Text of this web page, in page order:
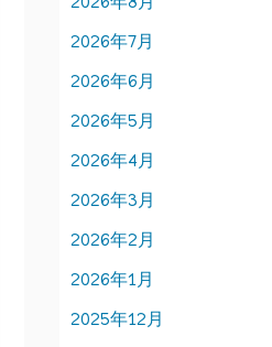
2026年7月
2026年6月
2026年5月
2026年4月
2026年3月
2026年2月
2026年1月
2025年12月